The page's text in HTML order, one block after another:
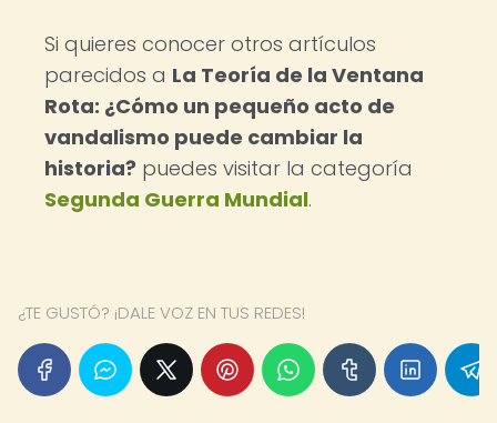
Si quieres conocer otros artículos
parecidos a La Teoría de la Ventana
Rota: ¿Cómo un pequeño acto de
vandalismo puede cambiar la
historia? puedes visitar la categoría
Segunda Guerra Mundial.
¿TE GUSTÓ? ¡DALE VOZ EN TUS REDES!